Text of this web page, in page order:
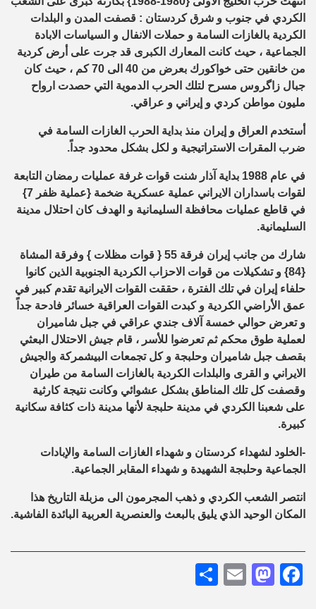
الكردي في جنوب و شرق كردستان : قصفت المدن و البلدات
الكردية بالغازات السامة و حملات الانفال و السياسات الابادة
الجماعية ، حيث كانت المعارك الكبرى قد جرت على أرض كردية
من خانقين حتى خواكورك بعرض من 40 الى 70 كم ، حيث كان
جبال زاگروس مسرح لتلك الحرب الدموية التي حصدت ارواح
مليون مواطن كردي و إيراني و عراقي.
أستخدم العراق و إيران منذ بداية الحرب الغازات السامة في
ضرب المقرات الاستراتيجية و لكل بشكل محدود جداً.
في عام 1988 بداية آذار شنت قوات غرفة عمليات رمضان التابعة
لقوات باسداران الايراني عملية عسكرية ضخمة {عملية ظفر 7}
في قاطع عمليات محافظة السليمانية و الهدف كان احتلال مدينة
السليمانية.
شارك من جانب إيران فرقة 55 { قوات مظلات } وفرقة المشاة
{84} و تشكيلات من قوات الاحزاب الكردية الجنوبية الذين كانوا
حلفاء إيران في تلك الفترة ، حققت القوات الايرانية تقدم كبير في
عمق الأراضي الكردية و كبدت القوات العراقية خسائر فادحة جداً
و تعرض حوالي خمسة آلاف جندي عراقي في جبل شاميران
لعملية طوق محكم ثم تعرضوا للأسر ، قام جيش الاحتلال البعثي
بقصف جبل شاميران وحلبجة و كل تجمعات البيشمركة والجيش
الايراني و القرى والبلدات الكردية بالغازات السامة من طيران
وقصفت كل تلك المناطق بشكل عشوائي وكانت نتيجة كارثية
على شعبنا الكردي في مدينة حلبجة لأنها مدينة ذات كثافة سكانية
كبيرة.
-الخلود لشهداء كردستان و شهداء الغازات السامة والإبادات
الجماعية وحلبجة الشهيدة و شهداء المقابر الجماعية.
انتصر الشعب الكردي و ذهب المجرمون الى مزبلة التاريخ هذا
المكان الوحيد الذي يليق بالبعث والعنصرية العربية البائدة الفاشية.
Facebook
Mastodon
Email